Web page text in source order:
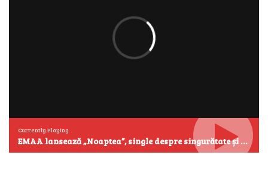
Currently Playing
EMAA lansează „Noaptea”, single despre singurătate și emoțiile care se aud cel mai clar după miezul nopții